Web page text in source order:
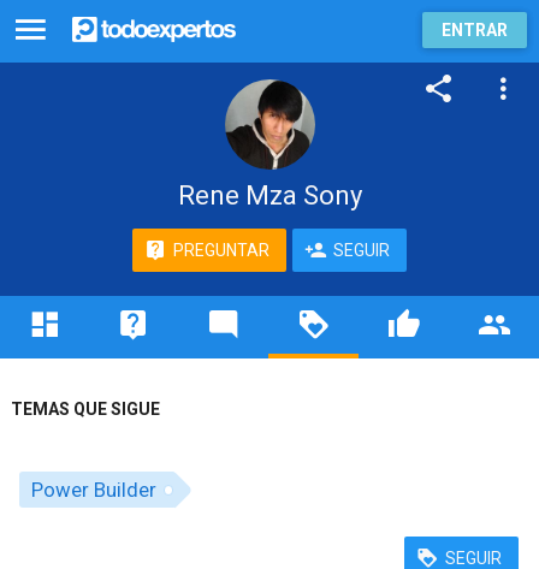
ENTRAR
Rene Mza Sony
PREGUNTAR SEGUIR
TEMAS QUE SIGUE
Power Builder
SEGUIR